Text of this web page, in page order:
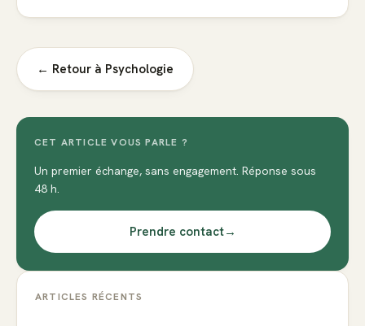
← Retour à Psychologie
CET ARTICLE VOUS PARLE ?
Un premier échange, sans engagement. Réponse sous
48 h.
Prendre contact→
ARTICLES RÉCENTS